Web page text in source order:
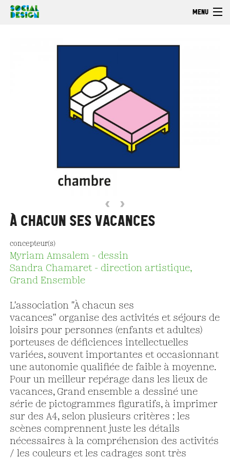
Aller au contenu principal
MENU
‹ ›
À CHACUN SES VACANCES
concepteur(s)
Myriam Amsalem - dessin
Sandra Chamaret - direction artistique,
Grand Ensemble
L'association "À chacun ses
vacances" organise des activités et séjours de
loisirs pour personnes (enfants et adultes)
porteuses de déficiences intellectuelles
variées, souvent importantes et occasionnant
une autonomie qualifiée de faible à moyenne.
Pour un meilleur repérage dans les lieux de
vacances, Grand ensemble a dessiné une
série de pictogrammes figuratifs, à imprimer
sur des A4, selon plusieurs critères : les
scènes comprennent juste les détails
nécessaires à la compréhension des activités
/ les couleurs et les cadrages sont très